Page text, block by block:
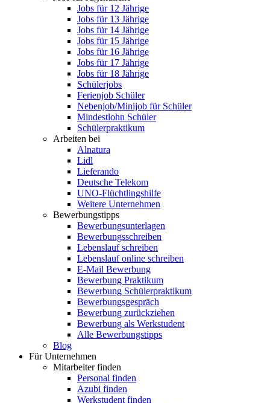
Jobs für 12 Jährige
Jobs für 13 Jährige
Jobs für 14 Jährige
Jobs für 15 Jährige
Jobs für 16 Jährige
Jobs für 17 Jährige
Jobs für 18 Jährige
Schülerjobs
Ferienjob Schüler
Nebenjob/Minijob für Schüler
Mindestlohn Schüler
Schülerpraktikum
Arbeiten bei
Alnatura
Lidl
Lieferando
Deutsche Telekom
UNO-Flüchtlingshilfe
Weitere Unternehmen
Bewerbungstipps
Bewerbungsunterlagen
Bewerbungsschreiben
Lebenslauf schreiben
Lebenslauf online schreiben
E-Mail Bewerbung
Bewerbung Praktikum
Bewerbung Schülerpraktikum
Bewerbungsgespräch
Bewerbung zurückziehen
Bewerbung als Werkstudent
Alle Bewerbungstipps
Blog
Für Unternehmen
Mitarbeiter finden
Personal finden
Azubi finden
Werkstudent finden